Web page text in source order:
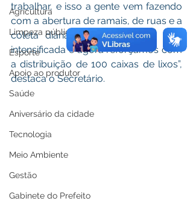
Agricultura
Limpeza pública
Esporte
Apoio ao produtor
Saúde
Aniversário da cidade
Tecnologia
Meio Ambiente
Gestão
Gabinete do Prefeito
trabalhar, e isso a gente vem fazendo
com a abertura de ramais, de ruas e a
coleta diária de lixo que tem sido
intensificada e agora reforçamos com
a distribuição de 100 caixas de lixos”,
destaca o Secretário.